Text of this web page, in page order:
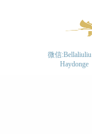
微信:Bellaliuliu
Haydonge